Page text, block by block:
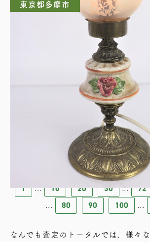
東京都多摩市
西洋アンティーク品
1 ... 10 20 30 ... 72
... 80 90 100 ...
なんでも査定のトータルでは、様々